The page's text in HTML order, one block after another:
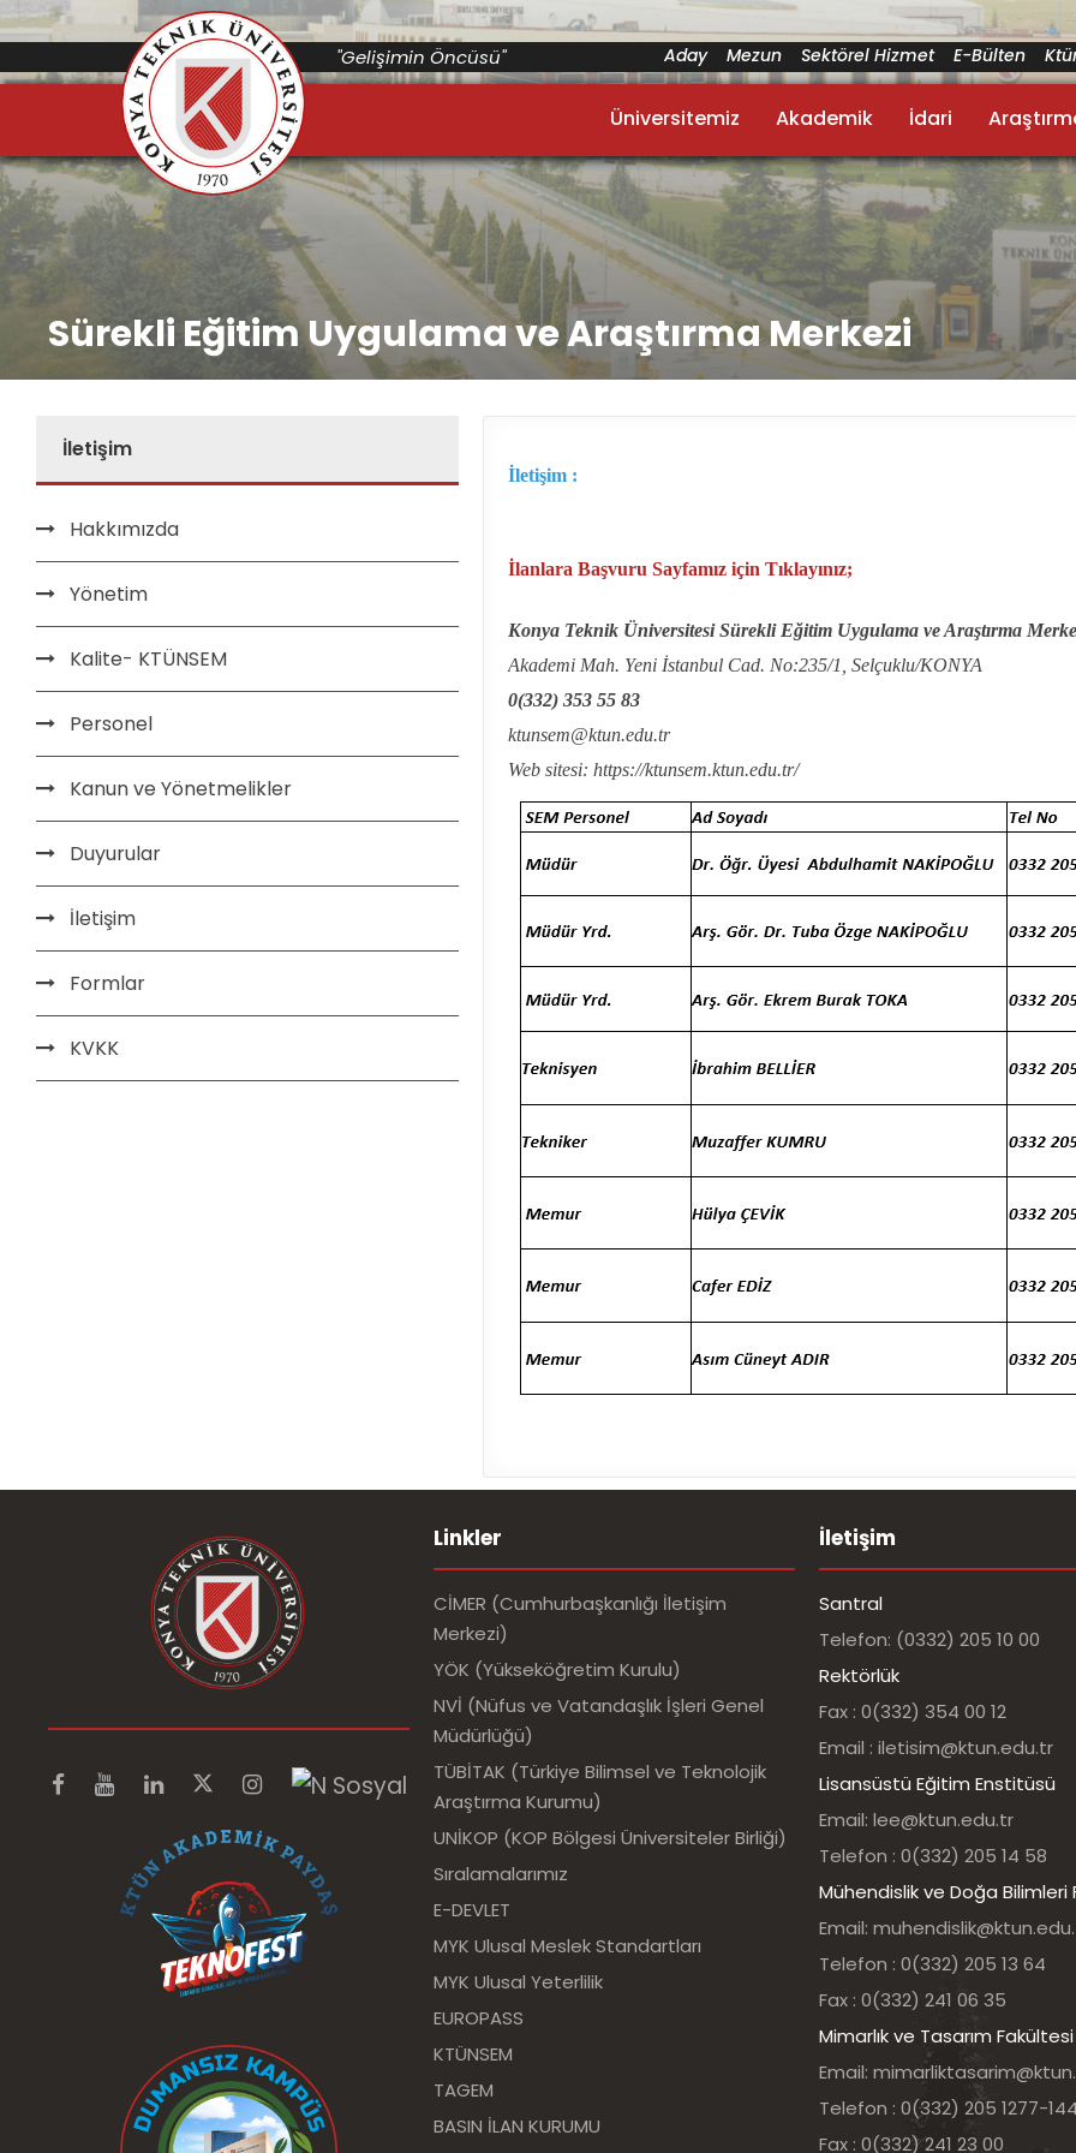
"Gelişimin Öncüsü" Aday Mezun Sektörel Hizmet E-Bülten
Üniversitemiz Akademik İdari
Sürekli Eğitim Uygulama ve Araştırma Merkezi
İletişim
Hakkımızda
Yönetim
Kalite- KTÜNSEM
Personel
Kanun ve Yönetmelikler
Duyurular
İletişim
Formlar
KVKK
İletişim :
İlanlara Başvuru Sayfamız için Tıklayınız;
Konya Teknik Üniversitesi Sürekli Eğitim Uygulama ve Araştırma
Akademi Mah. Yeni İstanbul Cad. No:235/1, Selçuklu/KONYA
0(332) 353 55 83
ktunsem@ktun.edu.tr
Web sitesi: https://ktunsem.ktun.edu.tr/
Linkler
CİMER (Cumhurbaşkanlığı İletişim
Merkezi)
YÖK (Yükseköğretim Kurulu)
NVİ (Nüfus ve Vatandaşlık İşleri Genel
Müdürlüğü)
TÜBİTAK (Türkiye Bilimsel ve Teknolojik
Araştırma Kurumu)
UNİKOP (KOP Bölgesi Üniversiteler Birliği)
Sıralamalarımız
E-DEVLET
MYK Ulusal Meslek Standartları
MYK Ulusal Yeterlilik
EUROPASS
KTÜNSEM
TAGEM
BASIN İLAN KURUMU
İletişim
Santral
Telefon: (0332) 205 10 00
Rektörlük
Fax : 0(332) 354 00 12
Email : iletisim@ktun.edu.tr
Lisansüstü Eğitim Enstitüsü
Email: lee@ktun.edu.tr
Telefon : 0(332) 205 14 58
Mühendislik ve Doğa Bilimleri
Email:
Telefon : 0(332) 205 13 64
Fax : 0(332) 241 06 35
Mimarlık ve Tasarım Fakültesi
Email:
Telefon : 0(332) 205 1277-
Fax : 0(332) 241 23 00